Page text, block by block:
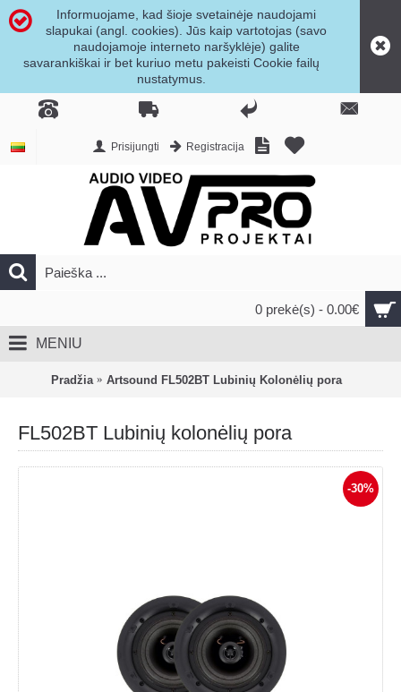
Informuojame, kad šioje svetainėje naudojami
slapukai (angl. cookies). Jūs kaip vartotojas (savo
naudojamoje interneto naršyklėje) galite
savarankiškai ir bet kuriuo metu pakeisti Cookie failų
nustatymus.
Prisijungti Registracija
0 prekė(s) - 0.00€
MENIU
Pradžia Artsound FL502BT Lubinių Kolonėlių pora
FL502BT Lubinių kolonėlių pora
-30%